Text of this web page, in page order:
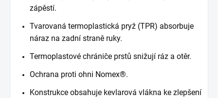
zápěstí.
Tvarovaná termoplastická pryž (TPR) absorbuje
náraz na zadní straně ruky.
Termoplastové chrániče prstů snižují ráz a otěr.
Ochrana proti ohni Nomex®.
Konstrukce obsahuje kevlarová vlákna ke zlepšení